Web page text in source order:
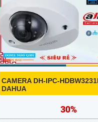
CAMERA DH-IPC-
DAHUA
30%